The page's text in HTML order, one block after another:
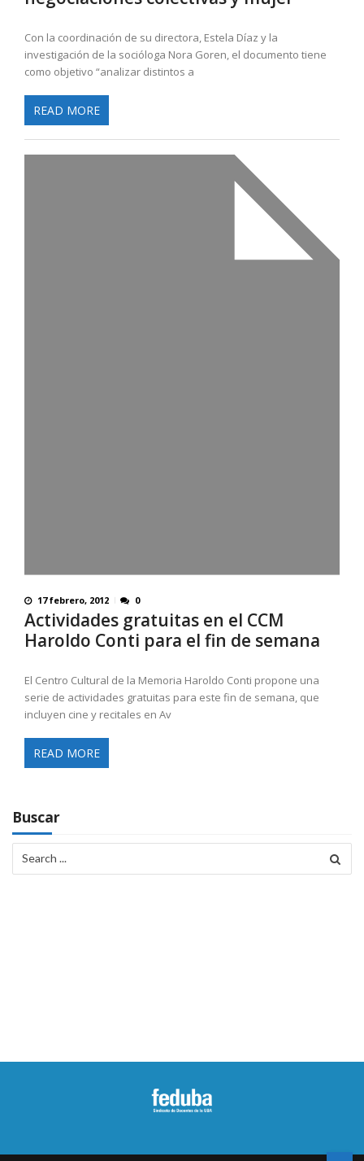
Con la coordinación de su directora, Estela Díaz y la
investigación de la socióloga Nora Goren, el documento tiene
como objetivo “analizar distintos a
READ MORE
17 febrero, 2012 0
Actividades gratuitas en el CCM
Haroldo Conti para el fin de semana
El Centro Cultural de la Memoria Haroldo Conti propone una
serie de actividades gratuitas para este fin de semana, que
incluyen cine y recitales en Av
READ MORE
Buscar
for: